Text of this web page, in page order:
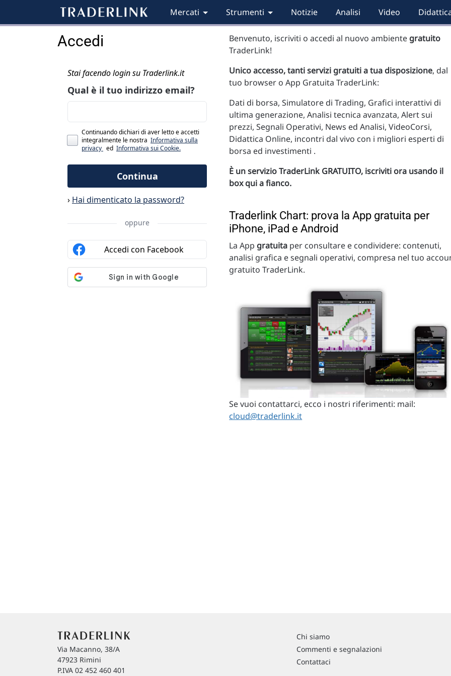
Mercati Strumenti Notizie Analisi Video
Accedi Benvenuto, iscriviti o accedi al nuovo ambiente gratuito
TraderLink!
Unico accesso, tanti servizi gratuiti a tua disposizione, dal
tuo browser o App Gratuita TraderLink:
Dati di borsa, Simulatore di Trading, Grafici interattivi di
ultima generazione, Analisi tecnica avanzata, Alert sui
prezzi, Segnali Operativi, News ed Analisi, VideoCorsi,
Didattica Online, incontri dal vivo con i migliori esperti di
borsa ed investimenti .
È un servizio TraderLink GRATUITO, iscriviti ora usando il
box qui a fianco.
Traderlink Chart: prova la App gratuita per
iPhone, iPad e Android
La App gratuita per consultare e condividere: contenuti,
analisi grafica e segnali operativi, compresa nel tuo
gratuito TraderLink.
Se vuoi contattarci, ecco i nostri riferimenti: mail:
cloud@traderlink.it
Via Macanno, 38/A
47923 Rimini
P.IVA 02 452 460 401
Chi siamo
Commenti e segnalazioni
Contattaci